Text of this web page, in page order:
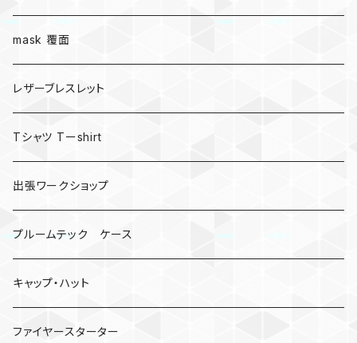
mask 覆面
レザーブレスレット
Tシャツ Tーshirt
出張ワークショップ
プルームテック ケース
キャップ・ハット
ファイヤースターター